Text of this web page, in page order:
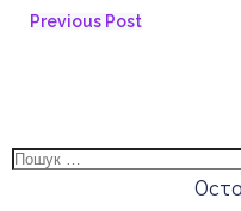
Навігація
Previous Post
Пошук: